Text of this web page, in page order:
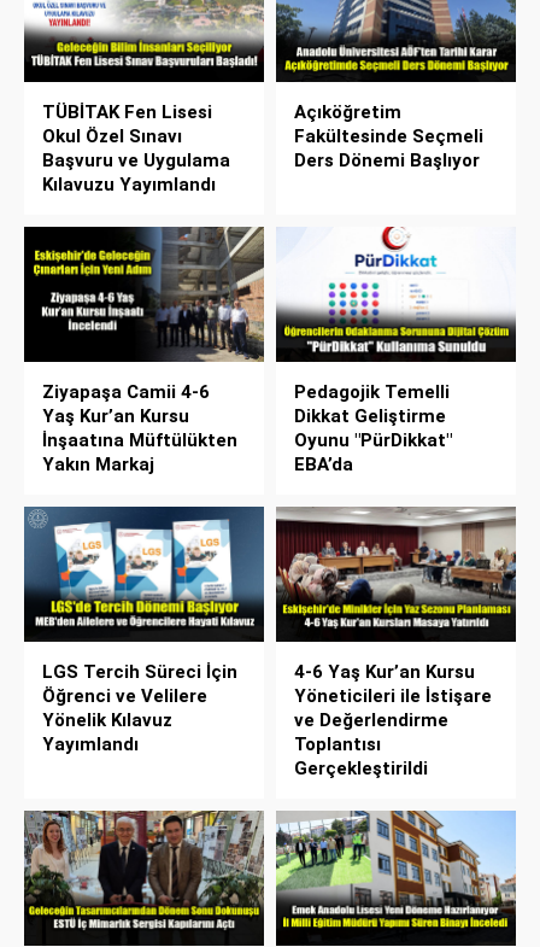
TÜBİTAK Fen Lisesi
Okul Özel Sınavı
Başvuru ve Uygulama
Kılavuzu Yayımlandı
Açıköğretim
Fakültesinde Seçmeli
Ders Dönemi Başlıyor
Ziyapaşa Camii 4-6
Yaş Kur’an Kursu
İnşaatına Müftülükten
Yakın Markaj
Pedagojik Temelli
Dikkat Geliştirme
Oyunu "PürDikkat"
EBA’da
LGS Tercih Süreci İçin
Öğrenci ve Velilere
Yönelik Kılavuz
Yayımlandı
4-6 Yaş Kur’an Kursu
Yöneticileri ile İstişare
ve Değerlendirme
Toplantısı
Gerçekleştirildi